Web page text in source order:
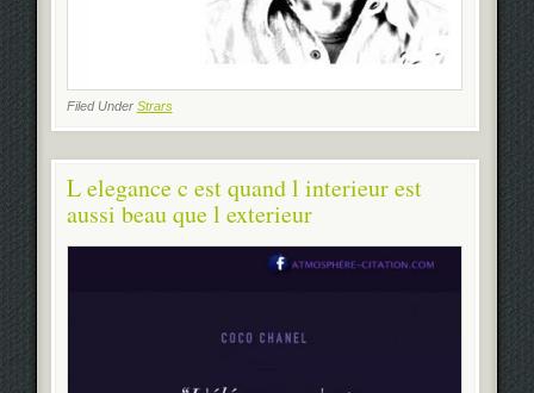
Filed Under Strars
L elegance c est quand l interieur est
aussi beau que l exterieur